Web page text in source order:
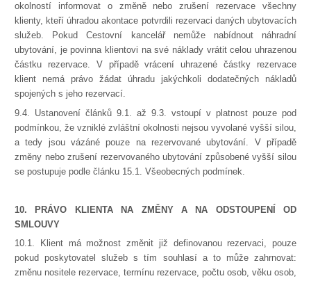
okolností informovat o změně nebo zrušení rezervace všechny
klienty, kteří úhradou akontace potvrdili rezervaci daných ubytovacích
služeb. Pokud Cestovní kancelář nemůže nabídnout náhradní
ubytování, je povinna klientovi na své náklady vrátit celou uhrazenou
částku rezervace. V případě vrácení uhrazené částky rezervace
klient nemá právo žádat úhradu jakýchkoli dodatečných nákladů
spojených s jeho rezervací.
9.4. Ustanovení článků 9.1. až 9.3. vstoupí v platnost pouze pod
podmínkou, že vzniklé zvláštní okolnosti nejsou vyvolané vyšší silou,
a tedy jsou vázáné pouze na rezervované ubytování. V případě
změny nebo zrušení rezervovaného ubytování způsobené vyšší silou
se postupuje podle článku 15.1. Všeobecných podmínek.
10. PRÁVO KLIENTA NA ZMĚNY A NA ODSTOUPENÍ OD
SMLOUVY
10.1. Klient má možnost změnit již definovanou rezervaci, pouze
pokud poskytovatel služeb s tím souhlasí a to může zahrnovat:
změnu nositele rezervace, termínu rezervace, počtu osob, věku osob,